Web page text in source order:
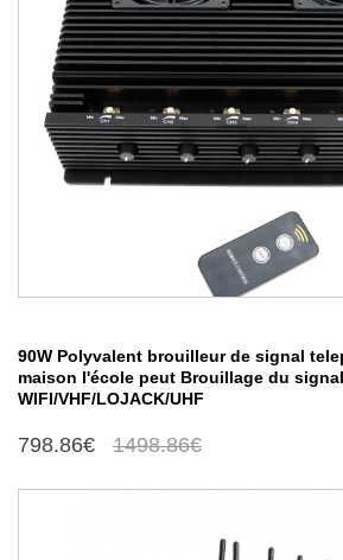
90W Polyvalent brouilleur de signal
maison l'école peut Brouillage du signal
WIFI/VHF/LOJACK/UHF
798.86€ 1498.86€